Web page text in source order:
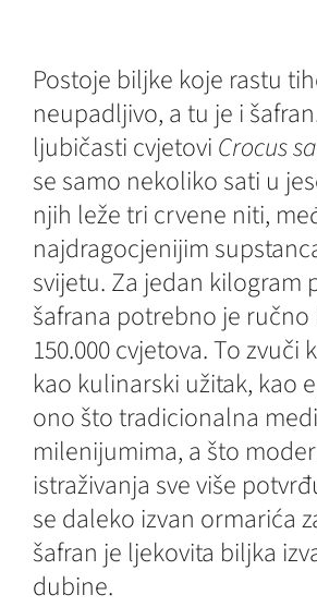
Postoje biljke koje rastu
neupadljivo, a tu je i
ljubičasti cvjetovi Crocus
se samo nekoliko sati u
njih leže tri crvene niti,
najdragocjenijim
svijetu. Za jedan kilogram
šafrana potrebno je
150.000 cvjetova. To zvuči
kao kulinarski užitak, kao
ono što tradicionalna
milenijumima, a što
istraživanja sve više
se daleko izvan ormarića
šafran je ljekovita biljka
dubine.